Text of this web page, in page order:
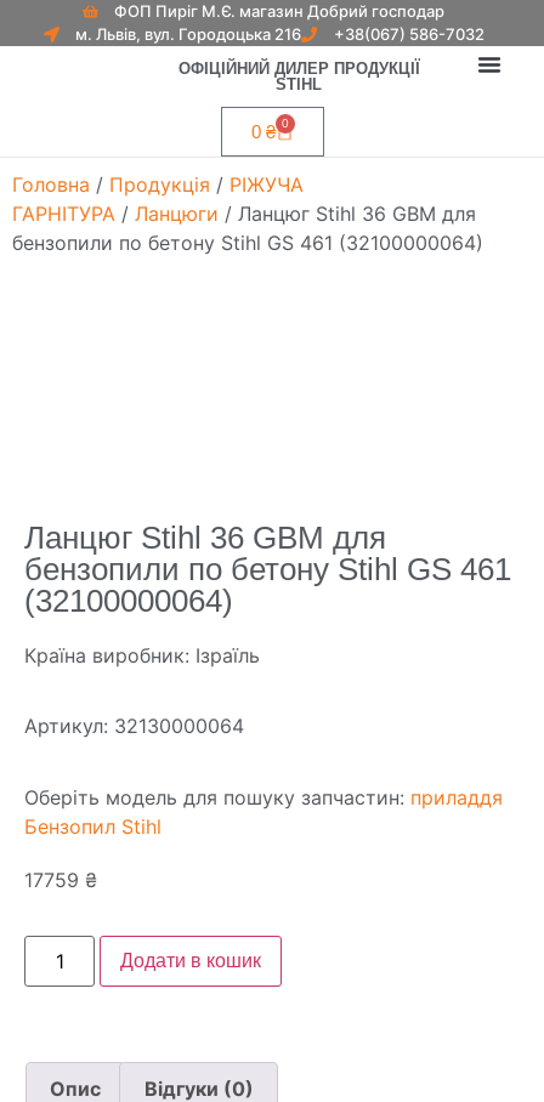
ФОП Пиріг М.Є. магазин Добрий господар
м. Львів, вул. Городоцька 216
+38(067) 586-7032
ОФІЦІЙНИЙ ДИЛЕР ПРОДУКЦІЇ
STIHL
0 ₴ 0
Головна / Продукція / РІЖУЧА
ГАРНІТУРА / Ланцюги / Ланцюг Stihl 36 GBM для
бензопили по бетону Stihl GS 461 (32100000064)
Ланцюг Stihl 36 GBM для
бензопили по бетону Stihl GS 461
(32100000064)
Країна виробник: Ізраїль
Артикул: 32130000064
Оберіть модель для пошуку запчастин: приладдя
Бензопил Stihl
17759 ₴
Додати в кошик
Опис Відгуки (0)